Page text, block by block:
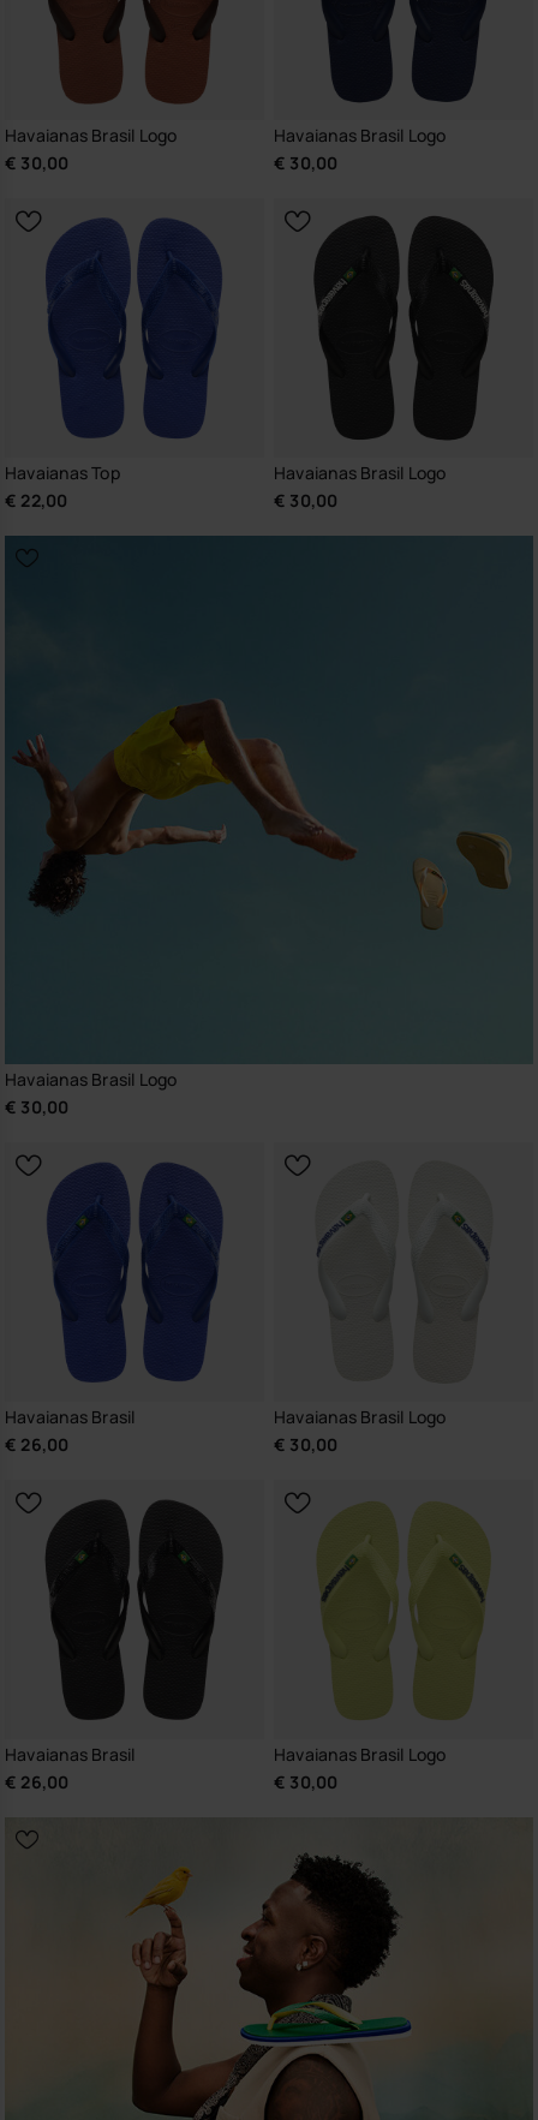
Havaianas Brasil Logo
€ 30,00
Havaianas Brasil Logo
€ 30,00
Havaianas Top
€ 22,00
Havaianas Brasil Logo
€ 30,00
Havaianas Brasil Logo
€ 30,00
Havaianas Brasil
€ 26,00
Havaianas Brasil Logo
€ 30,00
Havaianas Brasil
€ 26,00
Havaianas Brasil Logo
€ 30,00